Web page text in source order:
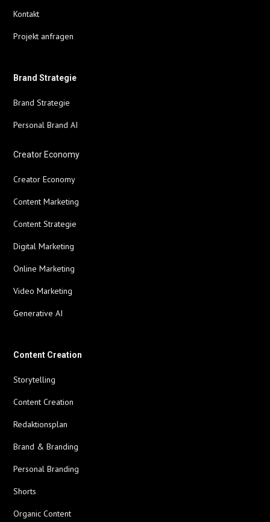
Kontakt
Projekt anfragen
Brand Strategie
Brand Strategie
Personal Brand AI
Creator Economy
Creator Economy
Content Marketing
Content Strategie
Digital Marketing
Online Marketing
Video Marketing
Generative AI
Content Creation
Storytelling
Content Creation
Redaktionsplan
Brand & Branding
Personal Branding
Shorts
Organic Content